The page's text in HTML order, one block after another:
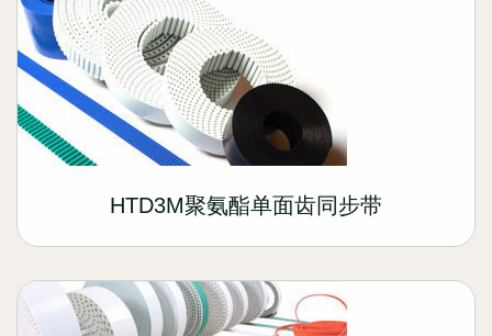
HTD3M聚氨酯单面齿同步带